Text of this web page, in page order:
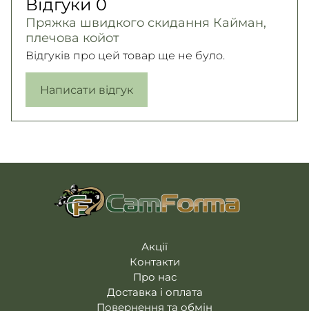
Пряжка швидкого скидання Кайман,
плечова койот
Відгуків про цей товар ще не було.
Написати відгук
Акції
Контакти
Про нас
Доставка і оплата
Повернення та обмін